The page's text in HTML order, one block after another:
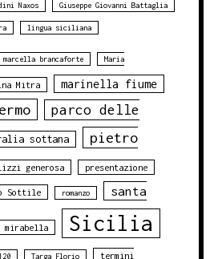
Naxos Giuseppe Giovanni Battaglia
lingua siciliana
marcella brancaforte Maria
Mitra marinella fiume
parco delle
sottana
pietro
generosa presentazione
Sottile romanzo santa
mirabella Sicilia
Targa Florio termini